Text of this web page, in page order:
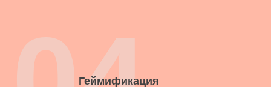
Геймификация